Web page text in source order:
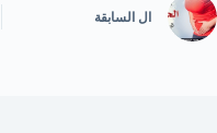
ال السابقة